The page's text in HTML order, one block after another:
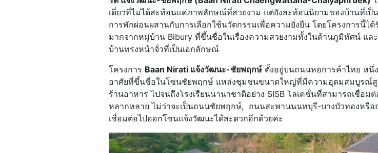
เดี่ยวที่ไม่ได้สะท้อนแค่ภาพลักษณ์ที่สวยงาม แต่ยังสะท้อนนิยามของบ้านที่เป็
การพักผ่อนผสานกับการเลือกใช้นวัตกรรมเพื่อความยั่งยืน โดยโครงการนี้ได้
มากจากหมู่บ้าน Bibury ที่ขึ้นชื่อในเรื่องความสวยงามทั้งในด้านภูมิทัศน์ แล
บ้านทรงหน้าจั่วที่เป็นเอกลักษณ์
โครงการ Baan Nirati แจ้งวัฒนะ-ชัยพฤกษ์ ตั้งอยู่บนถนนหอการค้าไทย หนึ่
อาศัยที่ขึ้นชื่อในโซนชัยพฤกษ์ แหล่งชุมชนขนาดใหญ่ที่มีความอุดมสมบูรณ์สู
ร้านอาหาร ไปจนถึงโรงเรียนนานาชาติอย่าง SISB โลเคชั่นที่สามารถเชื่อมต่
หลากหลาย ไม่ว่าจะเป็นถนนชัยพฤกษ์, ถนนสะพานนนทบุรี-บางบัวทองหรื
เชื่อมต่อไปออกโซนแจ้งวัฒนะได้สะดวกอีกด้วยค่ะ